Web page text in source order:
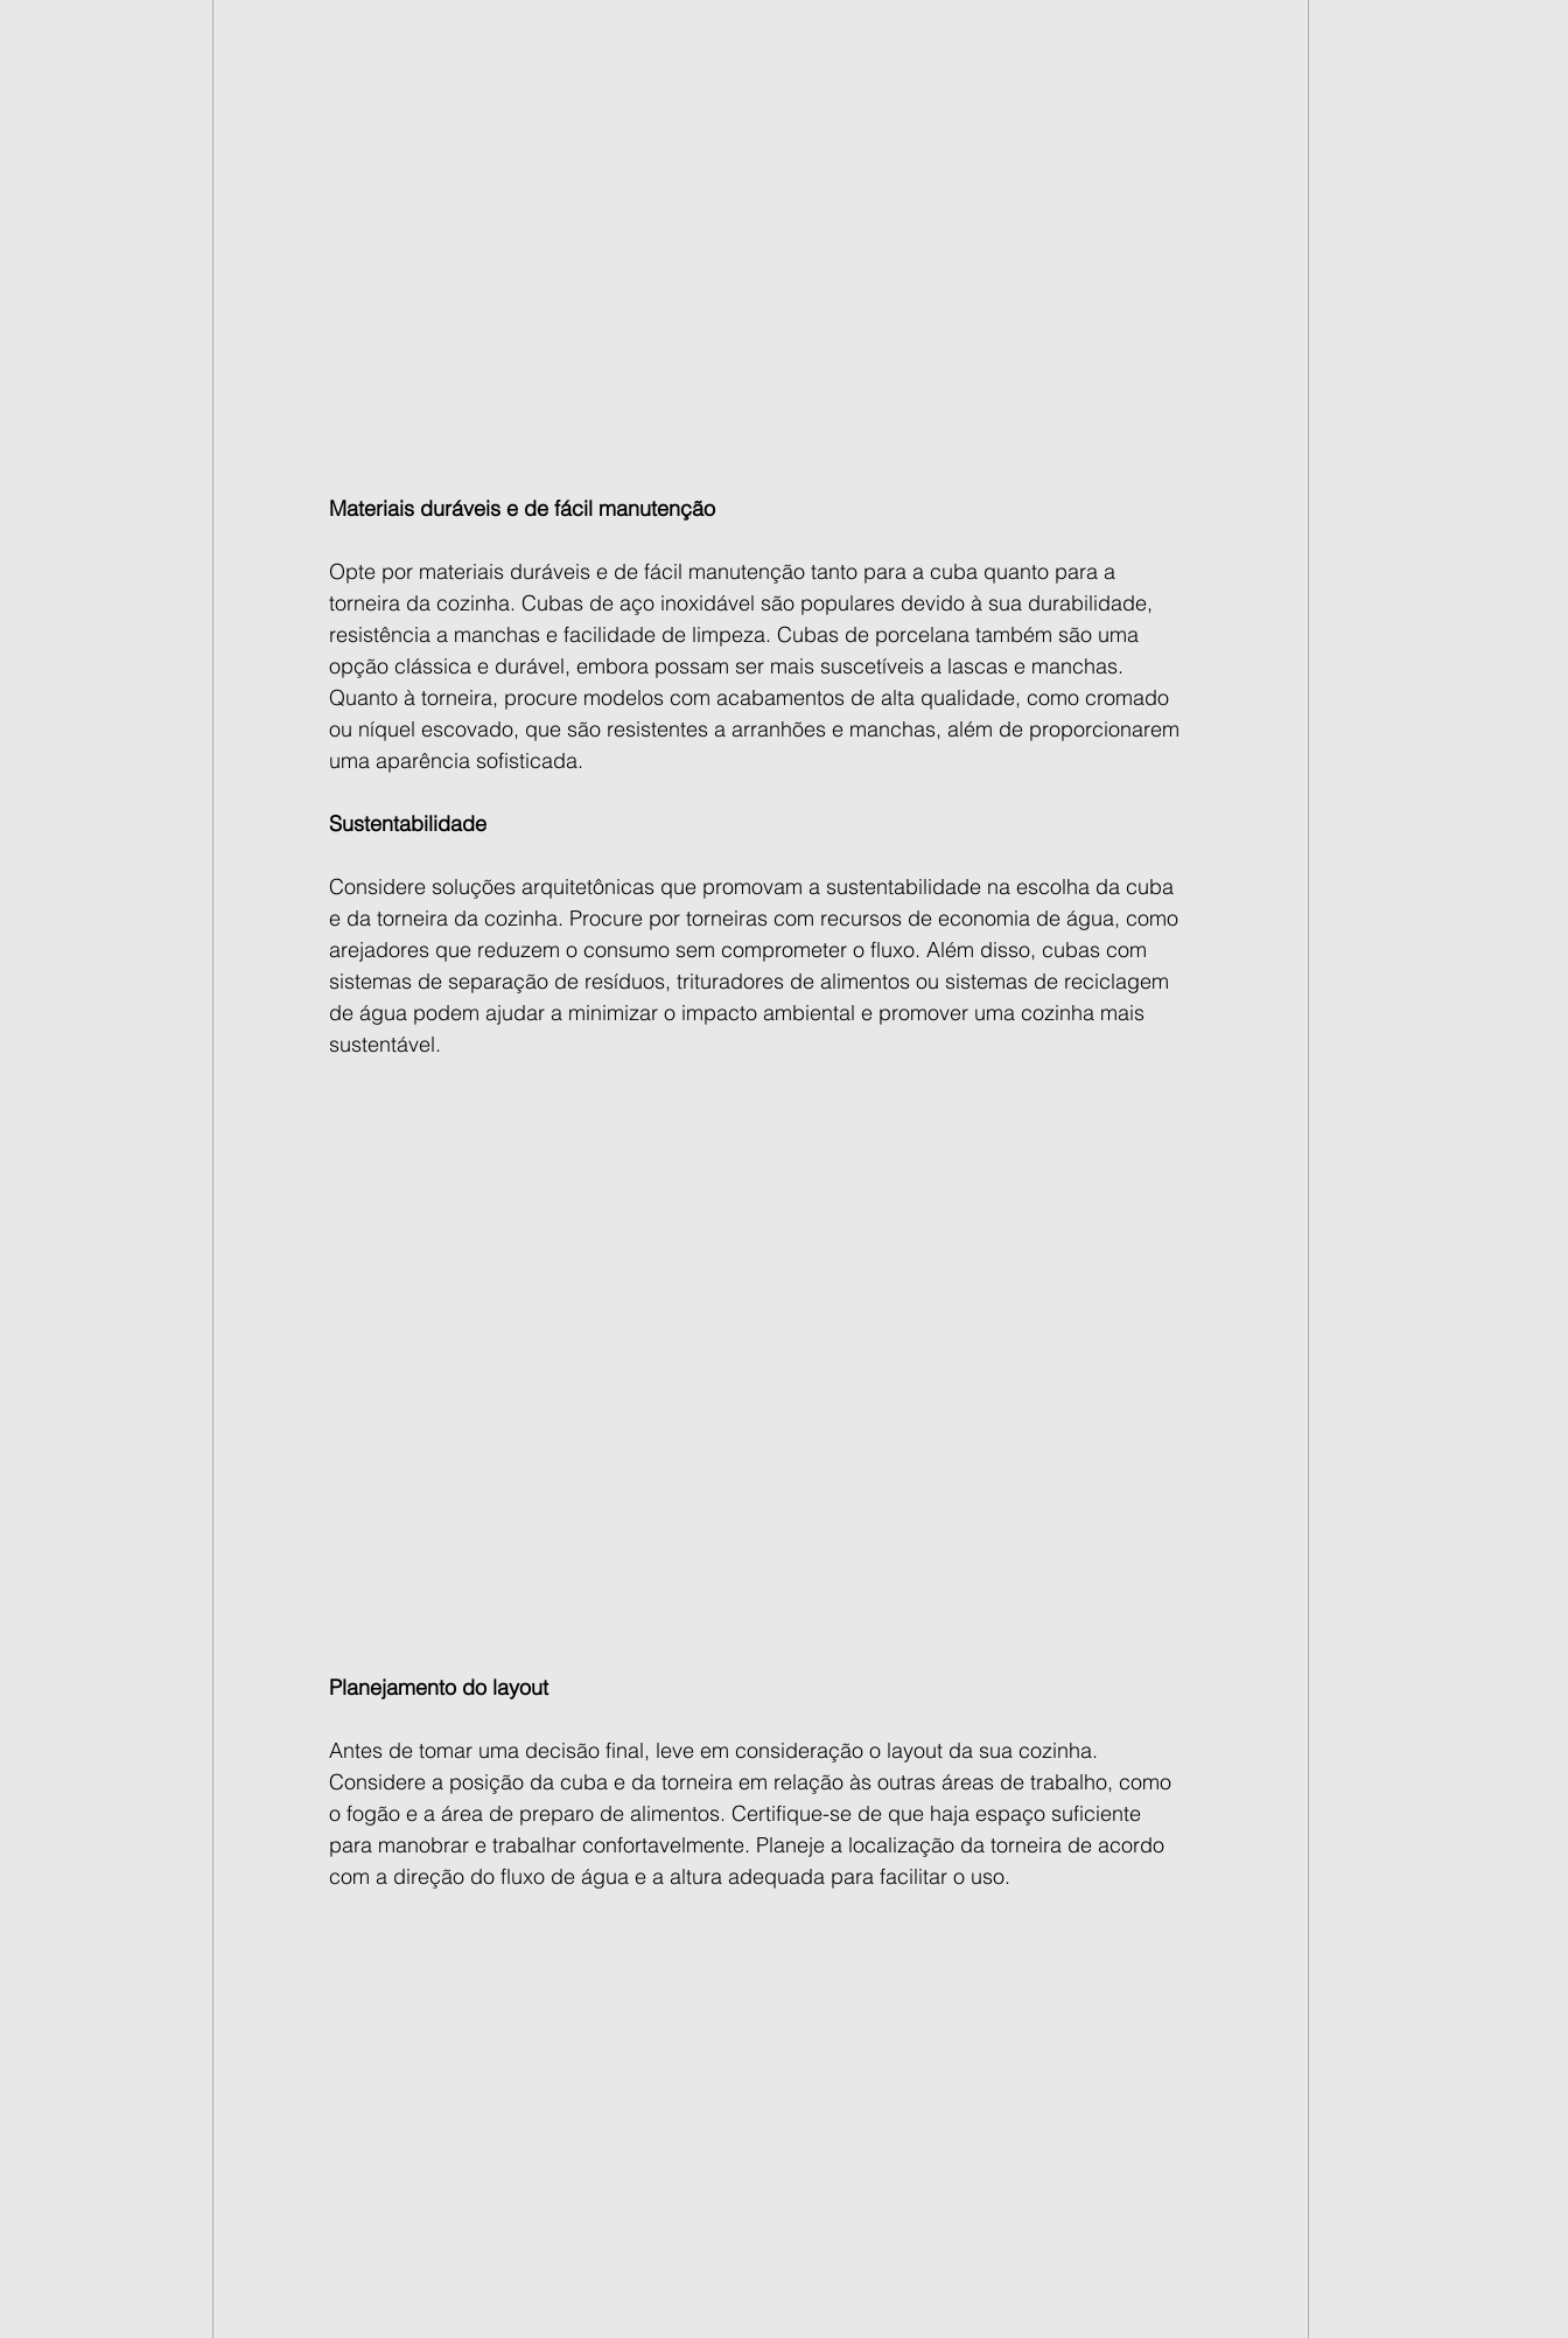
Materiais duráveis e de fácil manutenção
Opte por materiais duráveis e de fácil manutenção tanto para a cuba quanto para a
torneira da cozinha. Cubas de aço inoxidável são populares devido à sua durabilidade,
resistência a manchas e facilidade de limpeza. Cubas de porcelana também são uma
opção clássica e durável, embora possam ser mais suscetíveis a lascas e manchas.
Quanto à torneira, procure modelos com acabamentos de alta qualidade, como cromado
ou níquel escovado, que são resistentes a arranhões e manchas, além de proporcionarem
uma aparência sofisticada.
Sustentabilidade
Considere soluções arquitetônicas que promovam a sustentabilidade na escolha da cuba
e da torneira da cozinha. Procure por torneiras com recursos de economia de água, como
arejadores que reduzem o consumo sem comprometer o fluxo. Além disso, cubas com
sistemas de separação de resíduos, trituradores de alimentos ou sistemas de reciclagem
de água podem ajudar a minimizar o impacto ambiental e promover uma cozinha mais
sustentável.
Planejamento do layout
Antes de tomar uma decisão final, leve em consideração o layout da sua cozinha.
Considere a posição da cuba e da torneira em relação às outras áreas de trabalho, como
o fogão e a área de preparo de alimentos. Certifique-se de que haja espaço suficiente
para manobrar e trabalhar confortavelmente. Planeje a localização da torneira de acordo
com a direção do fluxo de água e a altura adequada para facilitar o uso.